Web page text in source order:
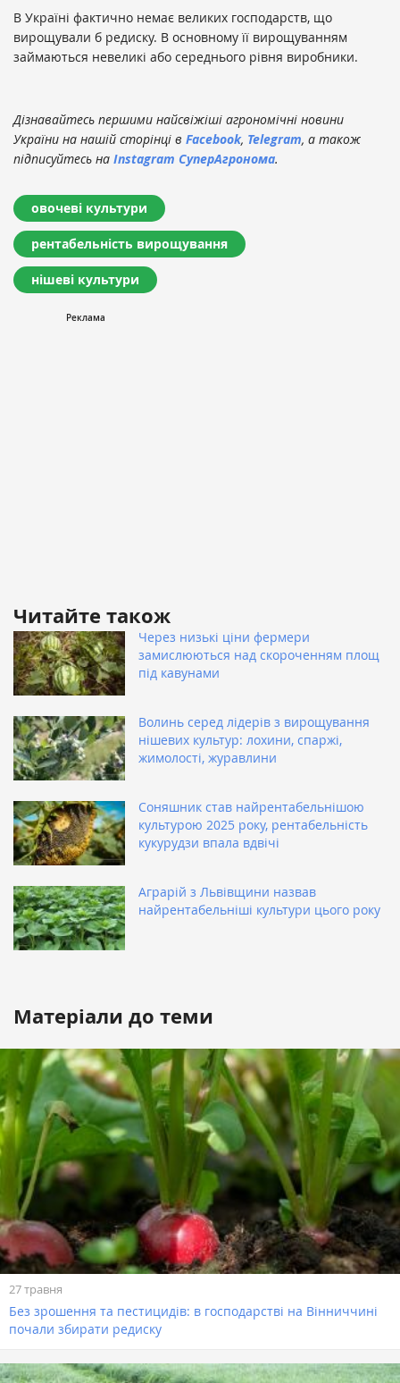
В Україні фактично немає великих господарств, що
вирощували б редиску. В основному її вирощуванням
займаються невеликі або середнього рівня виробники.
Дізнавайтесь першими найсвіжіші агрономічні новини
України на нашій сторінці в Facebook, Telegram, а також
підписуйтесь на Instagram СуперАгронома.
овочеві культури
рентабельність вирощування
нішеві культури
Читайте також
Через низькі ціни фермери
замислюються над скороченням площ
під кавунами
Волинь серед лідерів з вирощування
нішевих культур: лохини, спаржі,
жимолості, журавлини
Соняшник став найрентабельнішою
культурою 2025 року, рентабельність
кукурудзи впала вдвічі
Аграрій з Львівщини назвав
найрентабельніші культури цього року
Матеріали до теми
27 травня
Без зрошення та пестицидів: в господарстві на Вінниччині
почали збирати редиску